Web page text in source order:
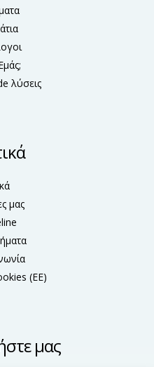
λύσεις
μας
(ΕΕ)
μας